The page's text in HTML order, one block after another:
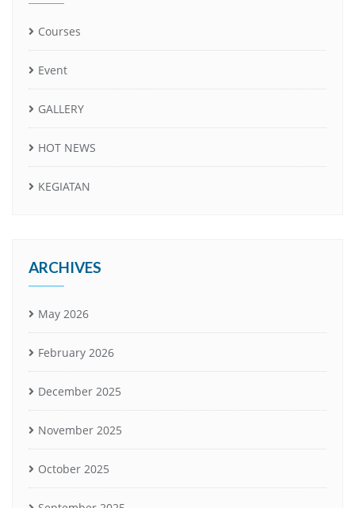
Courses
Event
GALLERY
HOT NEWS
KEGIATAN
ARCHIVES
May 2026
February 2026
December 2025
November 2025
October 2025